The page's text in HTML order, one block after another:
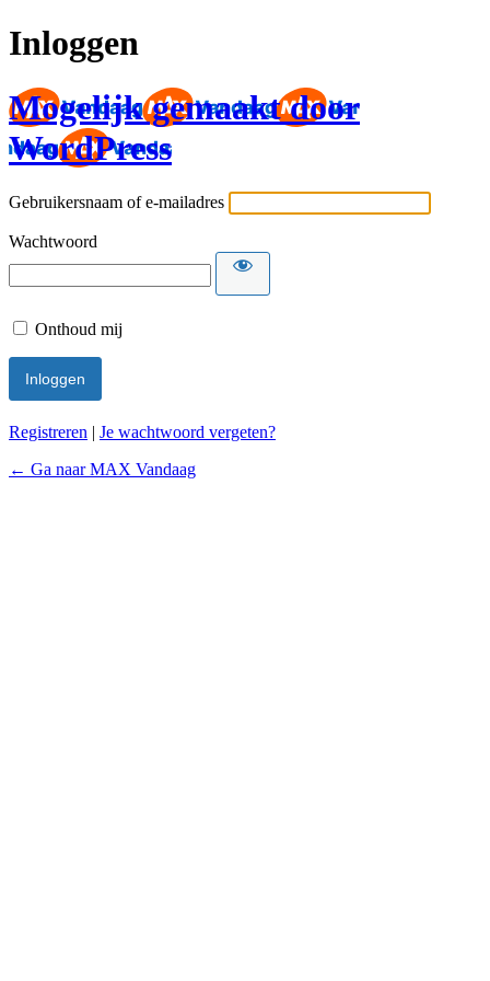
Inloggen
Mogelijk gemaakt door
WordPress
Gebruikersnaam of e-mailadres
Wachtwoord
Onthoud mij
Registreren | Je wachtwoord vergeten?
← Ga naar MAX Vandaag